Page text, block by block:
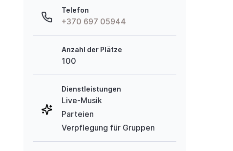
Telefon
+370 697 05944
Anzahl der Plätze
100
Dienstleistungen
Live-Musik
Parteien
Verpflegung für Gruppen